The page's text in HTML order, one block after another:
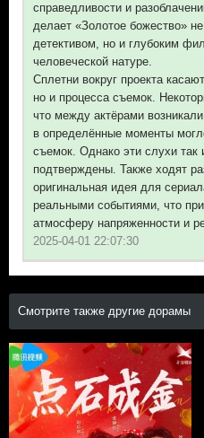
справедливости и
делает «Золотое божество»
детективом, но и глубоким
человеческой натуре.
Сплетни вокруг проекта
но и процесса съемок.
что между актёрами
в определённые моменты
съемок. Однако эти слухи
подтверждены. Также ходят
оригинальная идея для
реальными событиями, что
атмосферу напряженности и
2025-04-01 22:07:30
Смотрите также другие дорамы